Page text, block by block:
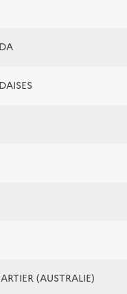
(AUSTRALIE)